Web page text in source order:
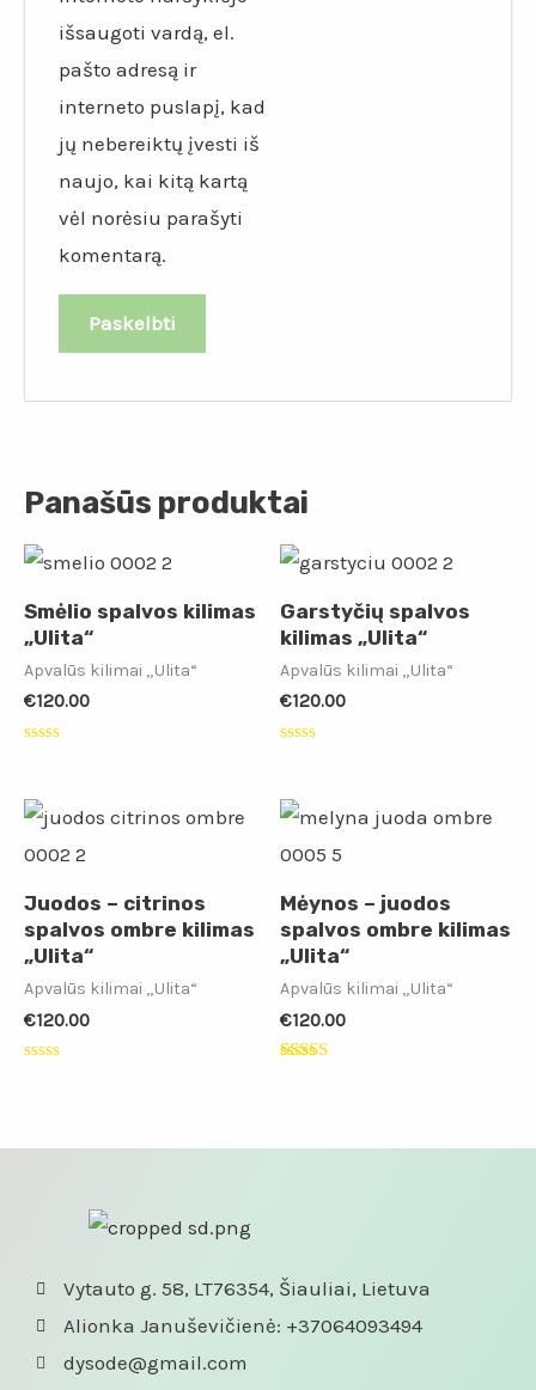
išsaugoti vardą, el.
pašto adresą ir
interneto puslapį, kad
jų nebereiktų įvesti iš
naujo, kai kitą kartą
vėl norėsiu parašyti
komentarą.
Panašūs produktai
Smėlio spalvos kilimas
„Ulita“
Apvalūs kilimai „Ulita“
€120.00
5
Garstyčių spalvos
kilimas „Ulita“
Apvalūs kilimai „Ulita“
€120.00
5
Juodos – citrinos
spalvos ombre kilimas
„Ulita“
Apvalūs kilimai „Ulita“
€120.00
Mėynos – juodos
spalvos ombre kilimas
„Ulita“
Apvalūs kilimai „Ulita“
€120.00
Vytauto g. 58, LT76354, Šiauliai, Lietuva
Alionka Januševičienė: +37064093494
dysode@gmail.com